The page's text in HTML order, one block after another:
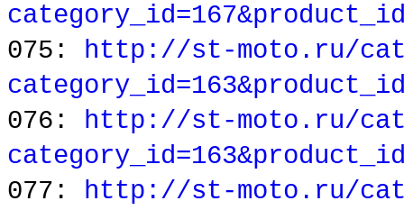
075: http://st-moto.ru/
076: http://st-moto.ru/
077: http://st-moto.ru/